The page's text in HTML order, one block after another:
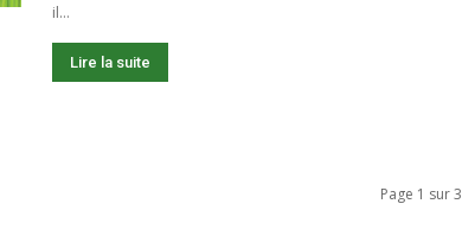
il...
Lire la suite
Page 1 sur 3